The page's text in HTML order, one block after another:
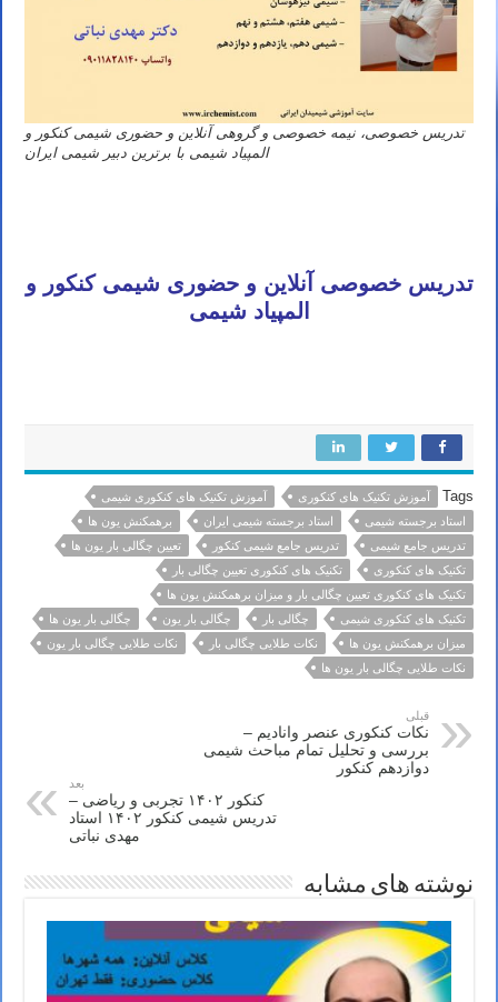
تدریس خصوصی، نیمه خصوصی و گروهی آنلاین و حضوری شیمی کنکور و
المپیاد شیمی با برترین دبیر شیمی ایران
تدریس خصوصی آنلاین و حضوری شیمی کنکور و
المپیاد شیمی
Tags آموزش تکنیک های کنکوری
آموزش تکنیک های کنکوری شیمی
استاد برجسته شیمی
استاد برجسته شیمی ایران
برهمکنش یون ها
تدریس جامع شیمی
تدریس جامع شیمی کنکور
تعیین چگالی بار یون ها
تکنیک های کنکوری
تکنیک های کنکوری تعیین چگالی بار
تکنیک های کنکوری تعیین چگالی بار و میزان برهمکنش یون ها
تکنیک های کنکوری شیمی
چگالی بار چگالی بار یون
چگالی بار یون ها
میزان برهمکنش یون ها
نکات طلایی چگالی بار
نکات طلایی چگالی بار یون
نکات طلایی چگالی بار یون ها
قبلی
نکات کنکوری عنصر وانادیم –
بررسی و تحلیل تمام مباحث شیمی
دوازدهم کنکور
بعد
کنکور ۱۴۰۲ تجربی و ریاضی –
تدریس شیمی کنکور ۱۴۰۲ استاد
مهدی نباتی
نوشته های مشابه